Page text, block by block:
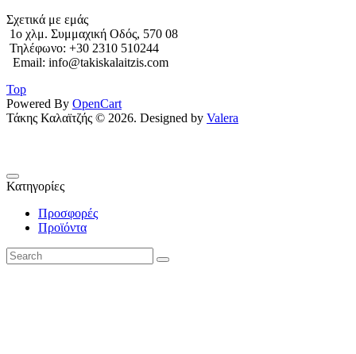
Σχετικά με εμάς
1o χλμ. Συμμαχική Οδός, 570 08
Τηλέφωνο: +30 2310 510244
Email: info@takiskalaitzis.com
Top
Powered By OpenCart
Τάκης Καλαϊτζής © 2026. Designed by Valera
Κατηγορίες
Προσφορές
Προϊόντα